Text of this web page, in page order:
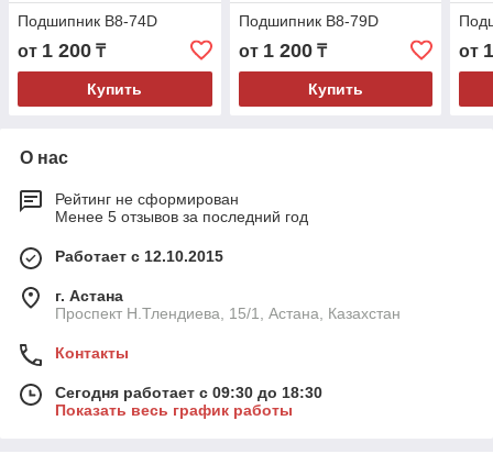
Подшипник B8-74D
от 1 200 ₸
Купить
Подшипник B8-79D
от 1 200₸
Купить
от
О нас
Рейтинг не сформирован
Менее 5 отзывов за последний год
Работает с 12.10.2015
г. Астана
Проспект Н.Тлендиева, 15/1, Астана, Казахстан
Контакты
Сегодня работает с 09:30 до 18:30
Показать весь график работы